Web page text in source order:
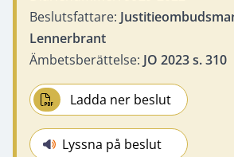
Beslutsfattare:
Lennerbrant
Ämbetsberättelse: JO 2023 s. 310
Ladda ner beslut
Lyssna på beslut